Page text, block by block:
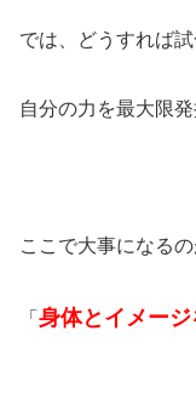
では、どうすれば
自分の力を最大限
ここで大事になるの
「 身体とイメー